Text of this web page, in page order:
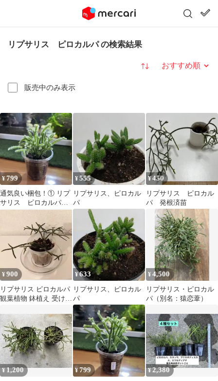
リプサリス ピロカルパ の検索結果
販売中のみ表示
並び替え
¥799
通気良い梱包！① リプ
サリス ピロカルパ
土植え サボテン
¥555
リプサリス、ピロカル
パ
¥450
リプサリス ピロカル
パ 発根済苗
¥900
リプサリス ピロカルパ
観葉植物 鉢植え 受け皿
¥633
リプサリス、ピロカル
パ
¥4,500
リプサリス・ピロカル
パ（別名：猿恋葦）
¥1,200 ¥799 ¥2,380